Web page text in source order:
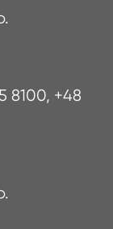
8100, +48